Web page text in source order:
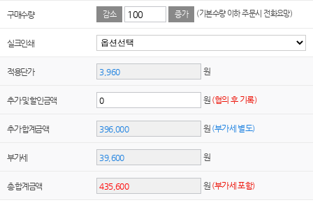
구매수량 감소 증가 (기본수량 이하 주문시 전화요망)
실크인쇄
적용단가 원
추가 및 할인금액 원 (협의 후 기록)
추가 합계금액 원 (부가세 별도)
부가세 원
총 합계금액 원 (부가세 포함)